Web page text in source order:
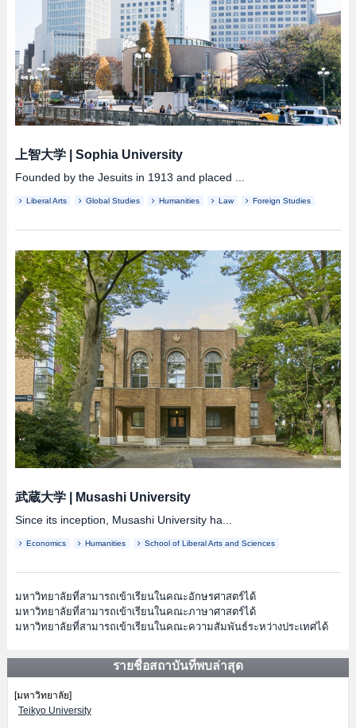
上智大学| Sophia University
Founded by the Jesuits in 1913 and placed ...
Liberal Arts Global Studies Humanities Law Foreign Studies
武蔵大学| Musashi University
Since its inception, Musashi University ha...
Economics Humanities School of Liberal Arts and Sciences
มหาวิทยาลัยที่สามารถเข้าเรียนในคณะอักษรศาสตร์ได้
มหาวิทยาลัยที่สามารถเข้าเรียนในคณะภาษาศาสตร์ได้
มหาวิทยาลัยที่สามารถเข้าเรียนในคณะความสัมพันธ์ระหว่างประเทศได้
รายชื่อสถาบันที่พบล่าสุด
[มหาวิทยาลัย]
Teikyo University